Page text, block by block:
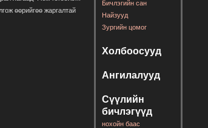
өөрийгөө жаргалтай
Бичлэгийн сан
Найзууд
Зургийн цомог
Холбоосууд
Ангилалууд
Сүүлийн
бичлэгүүд
нохойн баас